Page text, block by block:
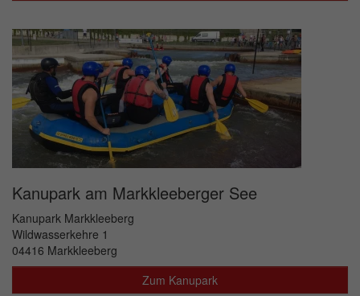
Kanupark am Markkleeberger See
Kanupark Markkleeberg
Wildwasserkehre 1
04416 Markkleeberg
Zum Kanupark